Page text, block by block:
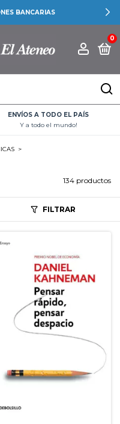
BANCARIAS
0
ENVÍOS A TODO EL PAÍS
Y a todo el mundo!
>
134 productos
FILTRAR